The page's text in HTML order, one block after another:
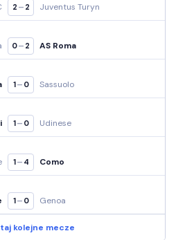
2 – 2 Juventus Turyn
0– 2 AS Roma
1– 0 Sassuolo
1– 0 Udinese
1– 4 Como
1– 0 Genoa
kolejne mecze